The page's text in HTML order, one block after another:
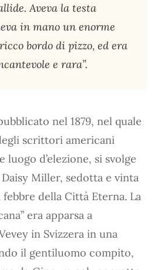
Aveva la testa
in mano un enorme
bordo di pizzo, ed era
e rara”.
nel 1879, nel quale
scrittori americani
luogo d’elezione, si svolge
Miller, sedotta e vinta
della Città Eterna. La
era apparsa a
in Svizzera in una
il gentiluomo compito,